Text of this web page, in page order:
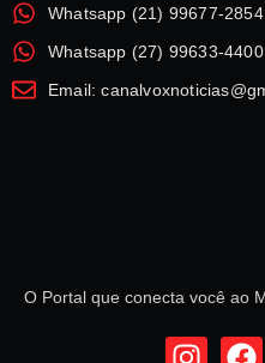
Whatsapp (21) 99677-2854
Whatsapp (27) 99633-4400
Email:
O Portal que conecta você ao